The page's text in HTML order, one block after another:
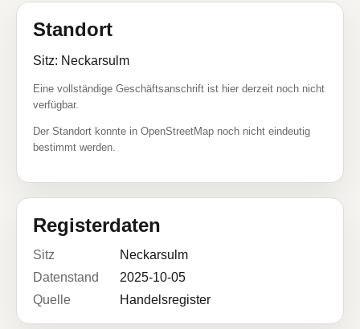
Standort
Sitz: Neckarsulm
Eine vollständige Geschäftsanschrift ist hier derzeit noch nicht
verfügbar.
Der Standort konnte in OpenStreetMap noch nicht eindeutig
bestimmt werden.
Registerdaten
Sitz
Neckarsulm
Datenstand
2025-10-05
Quelle
Handelsregister